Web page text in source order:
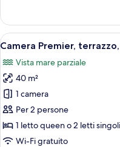
Superior,
idromassaggio,
vista
Apri
tutte
le
foto
per
Camera
Premier,
terrazzo,
11
Camera Premier,
Vista mare parziale
40 m²
1 camera
Per 2 persone
1 letto queen o 2 letti singoli
Wi-Fi gratuito